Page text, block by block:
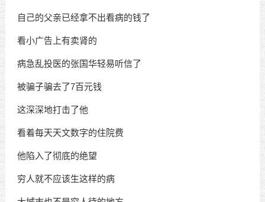
自己的父亲已经拿不出看病的钱了
看小广告上有卖肾的
病急乱投医的张国华轻易听信了
被骗子骗去了7百元钱
这深深地打击了他
看着毎天天文数字的住院费
他陷入了彻底的绝望
穷人就不应该生这样的病